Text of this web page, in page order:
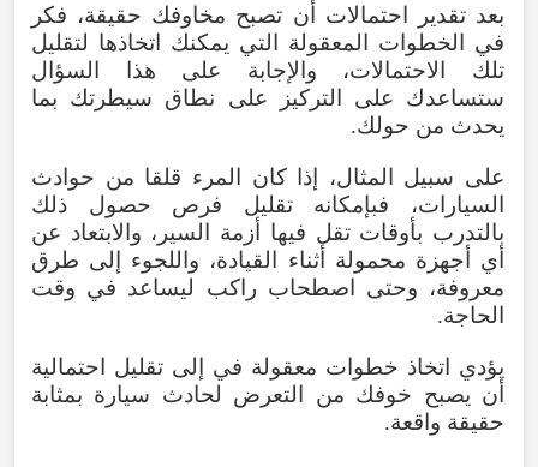
بعد تقدير احتمالات أن تصبح مخاوفك حقيقة، فكر
في الخطوات المعقولة التي يمكنك اتخاذها لتقليل
تلك الاحتمالات، والإجابة على هذا السؤال
ستساعدك على التركيز على نطاق سيطرتك بما
يحدث من حولك.
على سبيل المثال، إذا كان المرء قلقا من حوادث
السيارات، فبإمكانه تقليل فرص حصول ذلك
بالتدرب بأوقات تقل فيها أزمة السير، والابتعاد عن
أي أجهزة محمولة أثناء القيادة، واللجوء إلى طرق
معروفة، وحتى اصطحاب راكب ليساعد في وقت
الحاجة.
يؤدي اتخاذ خطوات معقولة في إلى تقليل احتمالية
أن يصبح خوفك من التعرض لحادث سيارة بمثابة
حقيقة واقعة.